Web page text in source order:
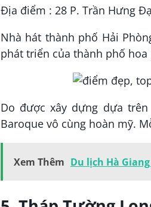
Địa điểm : 28 P. Trần Hưng
Nhà hát thành phố Hải
phát triển của thành phố
Do được xây dựng dựa
Baroque vô cùng hoàn mỹ.
Xem Thêm Du lịch Hà